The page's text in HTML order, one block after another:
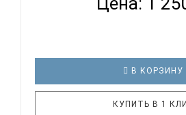
В КОРЗИНУ
КУПИТЬ В 1